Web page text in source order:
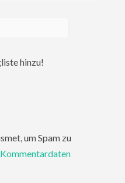
hinzu!
um Spam zu